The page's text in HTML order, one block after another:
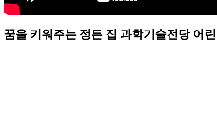
꿈을 키워주는 정든 집 과학기술전당 어